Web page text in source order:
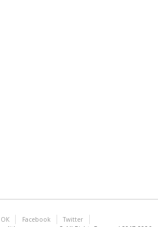
ОК Facebook
Twitter